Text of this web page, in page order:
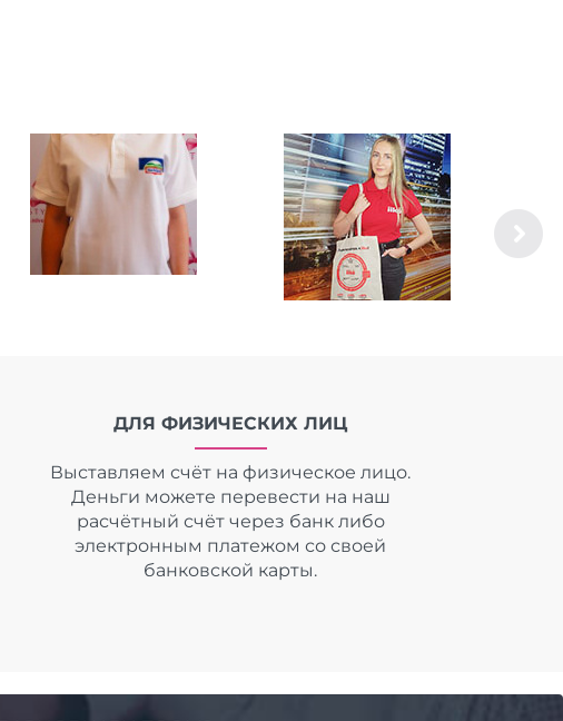
ДЛЯ ФИЗИЧЕСКИХ ЛИЦ
Выставляем счёт на физическое лицо.
Деньги можете перевести на наш
расчётный счёт через банк либо
электронным платежом со своей
банковской карты.